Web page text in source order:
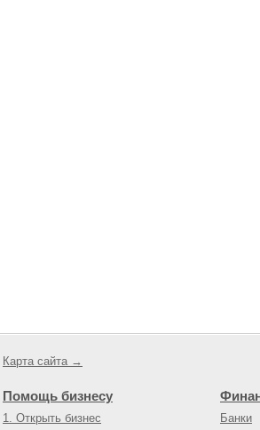
Карта сайта →
Помощь бизнесу
1. Открыть бизнес
Банки